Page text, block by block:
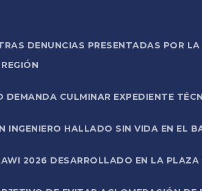
DENUNCIAS PRESENTADAS POR
CULMINAR EXPEDIENTE
INGENIERO HALLADO SIN VIDA EN EL
2026 DESARROLLADO EN LA PLAZA